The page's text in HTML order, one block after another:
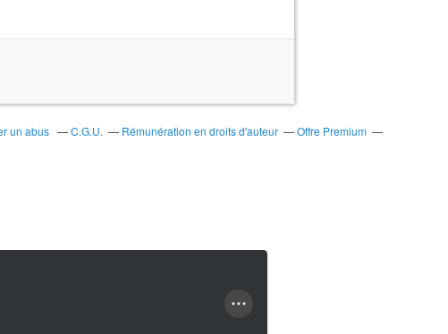
un abus C.G.U. Rémunération en droits d'auteur
Offre Premium